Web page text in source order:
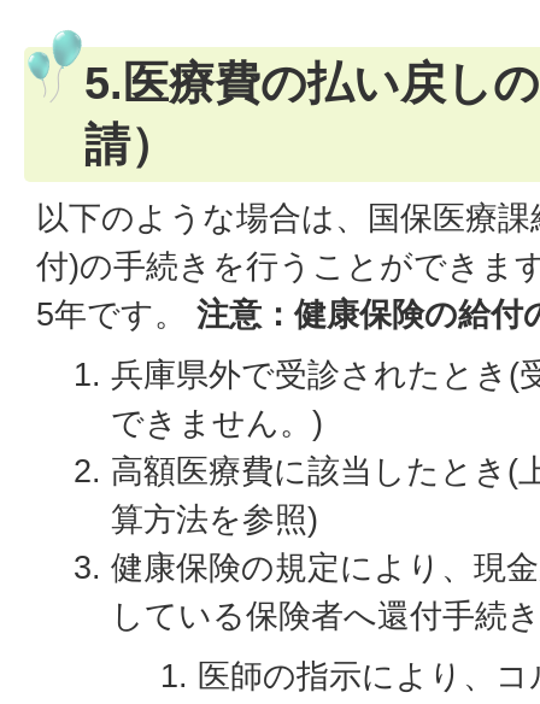
5.医療費の払い戻し
請）
以下のような場合は、国保医療
付)の手続きを行うことができま
5年です。 注意：健康保険の給付
兵庫県外で受診されたとき(
できません。)
高額医療費に該当したとき(
算方法を参照)
健康保険の規定により、現
している保険者へ還付手続
医師の指示により、